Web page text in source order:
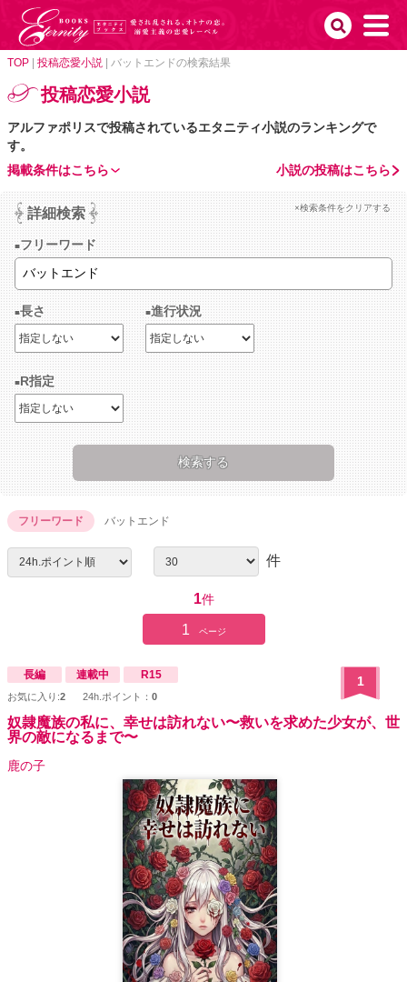
TOP 投稿恋愛小説 バットエンドの検索結果
投稿恋愛小説
アルファポリスで投稿されているエタニティ小説のランキングで
す。
小説の投稿はこちら
掲載条件はこちら
詳細検索 ×検索条件をクリアする
フリーワード
長さ 進行状況
R指定
フリーワード バットエンド
件
1件
1 ページ
長編 連載中 R15
お気に入り:2 24h.ポイント： 0
1
奴隷魔族の私に、幸せは訪れない〜救いを求めた少女が、世
界の敵になるまで〜
鹿の子